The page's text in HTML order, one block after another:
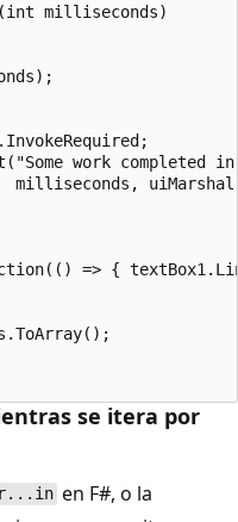
milliseconds)
work completed
milliseconds,
=> {
se itera por
en F#, o la